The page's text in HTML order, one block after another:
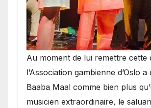
​Au moment de lui remettre cette
l’Association gambienne d’Oslo a
Baaba Maal comme bien plus
musicien extraordinaire, le